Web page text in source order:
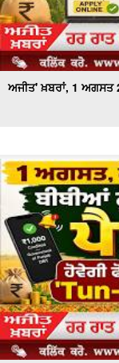
ਅਜੀਤ' ਖ਼ਬਰਾਂ, 1 ਅਗਸਤ